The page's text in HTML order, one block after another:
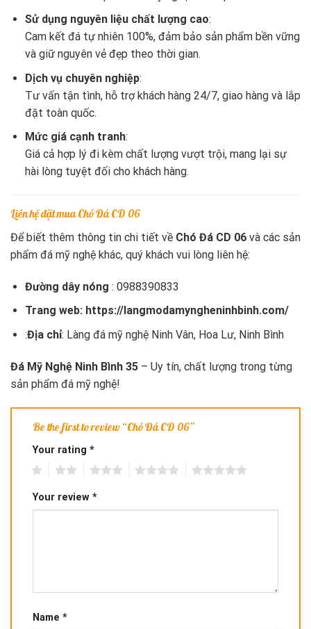
Sử dụng nguyên liệu chất lượng cao:
Cam kết đá tự nhiên 100%, đảm bảo sản phẩm bền vững
và giữ nguyên vẻ đẹp theo thời gian.
Dịch vụ chuyên nghiệp:
Tư vấn tận tình, hỗ trợ khách hàng 24/7, giao hàng và lắp
đặt toàn quốc.
Mức giá cạnh tranh:
Giá cả hợp lý đi kèm chất lượng vượt trội, mang lại sự
hài lòng tuyệt đối cho khách hàng.
Liên hệ đặt mua Chó Đá CD 06
Để biết thêm thông tin chi tiết về Chó Đá CD 06 và các sản
phẩm đá mỹ nghệ khác, quý khách vui lòng liên hệ:
Đường dây nóng : 0988390833
Trang web: https://langmodamyngheninhbinh.com/
:Địa chỉ: Làng đá mỹ nghệ Ninh Vân, Hoa Lư, Ninh Bình
Đá Mỹ Nghệ Ninh Bình 35 – Uy tín, chất lượng trong từng
sản phẩm đá mỹ nghệ!
Be the first to review “Chó Đá CD 06”
Your rating *
Your review *
Name *